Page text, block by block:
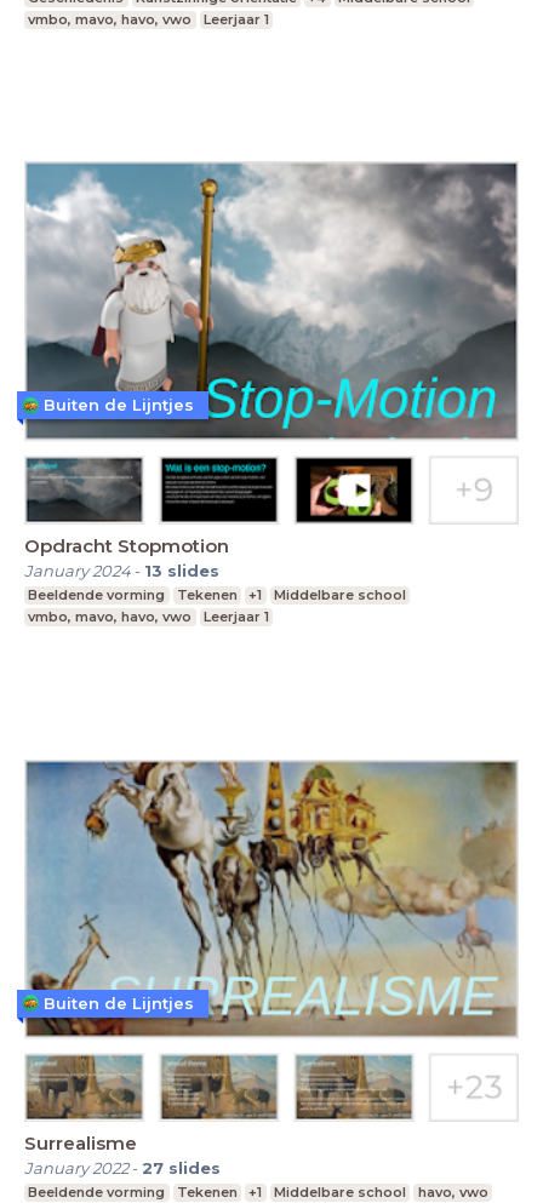
vmbo, mavo, havo, vwo
Leerjaar 1
Opdracht Stopmotion
January 2024- 13 slides
Beeldende vorming Tekenen +1
Middelbare school
vmbo, mavo, havo, vwo
Leerjaar 1
Buiten de Lijntjes
Surrealisme
January 2022- 27 slides
Beeldende vorming Tekenen +1 Middelbare school
havo, vwo
Buiten de Lijntjes